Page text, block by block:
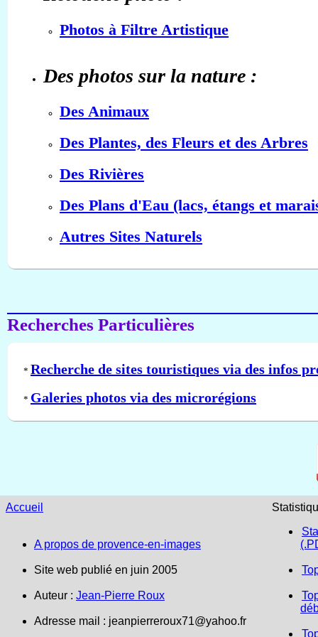
Photos à Filtre Artistique
Des photos sur la nature :
Des Animaux
Des Plantes, des Fleurs et des Arbres
Des Rivières
Des Plans d'Eau (lacs, étangs et
Autres Sites Naturels
Recherches Particulières
* Recherche de sites touristiques via des infos
* Galeries photos via des microrégions
Accueil
A propos de provence-en-images
Site web publié en juin 2005
Auteur : Jean-Pierre Roux
Adresse mail : jeanpierreroux71@yahoo.fr